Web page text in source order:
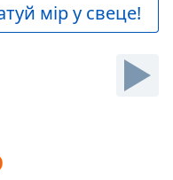
мір у свеце!